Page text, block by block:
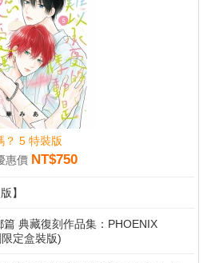
？ 5 特裝版
惠價 NT$750
】
篇 典藏復刻作品集：PHOENIX
定盒裝版)